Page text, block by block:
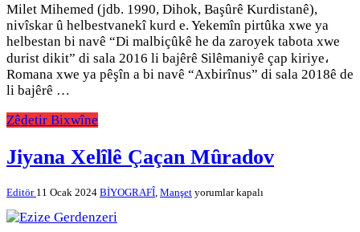
Milet Mihemed (jdb. 1990, Dihok, Başûrê Kurdistanê),
nivîskar û helbestvanekî kurd e. Yekemîn pirtûka xwe ya
helbestan bi navê “Di malbiçûkê he da zaroyek tabota xwe
durist dikit” di sala 2016 li bajêrê Silêmaniyê çap kiriye،
Romana xwe ya pêşîn a bi navê “Axbirînus” di sala 2018ê de
li bajêrê …
Zêdetir Bixwîne
Jiyana Xelȋlȇ Çaçan Mȗradov
Editör 11 Ocak 2024 BİYOGRAFÎ, Manşet Jiyana
yorumlar kapalı